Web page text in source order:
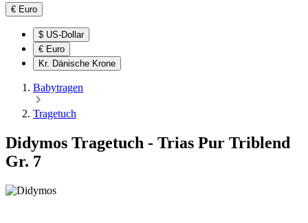
€ Euro
$ US-Dollar
€ Euro
Kr. Dänische Krone
Babytragen
Tragetuch
Didymos Tragetuch - Trias Pur Triblend
Gr. 7